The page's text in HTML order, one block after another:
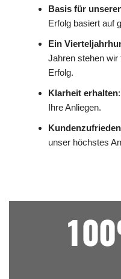
Basis für
Erfolg basiert auf
Ein
Jahren stehen
Erfolg.
Klarheit erhalten
Ihre Anliegen.
unser höchstes